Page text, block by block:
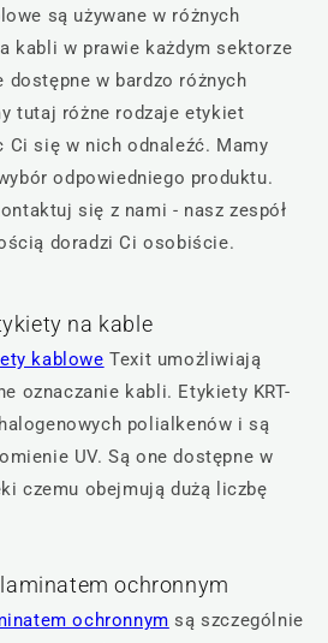
są używane w różnych
kabli w prawie każdym sektorze
dostępne w bardzo różnych
tutaj różne rodzaje etykiet
Ci się w nich odnaleźć. Mamy
odpowiedniego produktu.
się z nami - nasz zespół
doradzi Ci osobiście.
na kable
kablowe Texit umożliwiają
oznaczanie kabli. Etykiety KRT-
polialkenów i są
UV. Są one dostępne w
czemu obejmują dużą liczbę
ochronnym
ochronnym są szczególnie